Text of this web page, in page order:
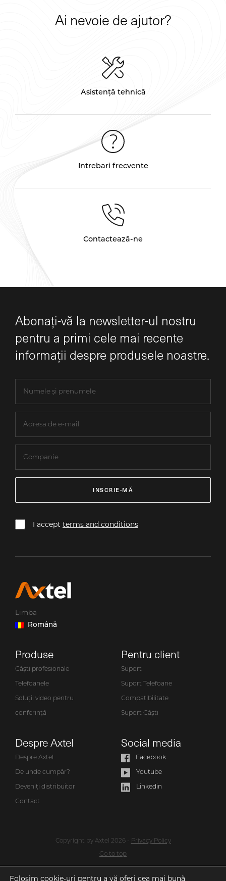
Ai nevoie de ajutor?
Asistență tehnică
Intrebari frecvente
Contactează-ne
Abonați-vă la newsletter-ul nostru
pentru a primi cele mai recente
informații despre produsele noastre.
INSCRIE-MĂ
I accept terms and conditions
Limba
Română
Produse
Căști profesionale
Telefoanele
Soluții video pentru
conferință
Pentru client
Suport
Suport Telefoane
Compatibilitate
Suport Căști
Despre Axtel
Despre Axtel
De unde cumpăr?
Deveniți distribuitor
Contact
Social media
Facebook
Youtube
Linkedin
Copyright by Axtel 2026 - Privacy Policy
Go to top
Folosim cookie-uri pentru a vă oferi cea mai bună